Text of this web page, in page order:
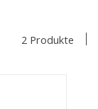
2 Produkte